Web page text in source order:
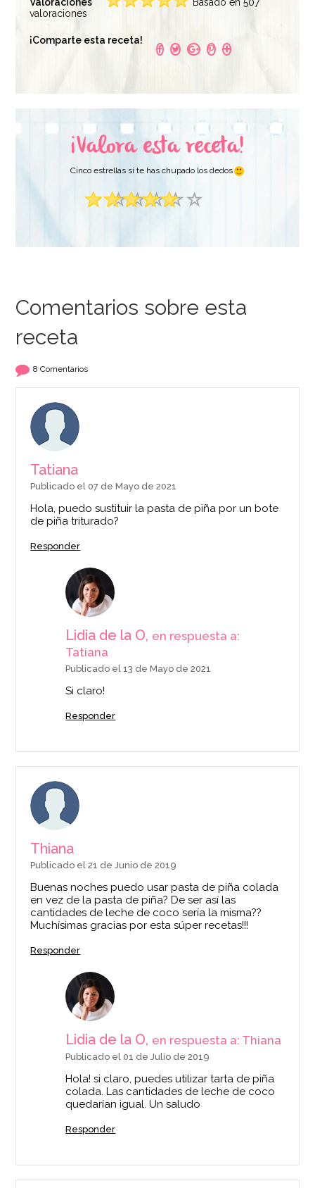
para Pastelería 20 m
AÑADIR
Redondo 20 cm x 6,5
cm - DECORA
AÑADIR
gr - Funcakes
4,50€
valoraciones
¡Comparte esta receta!
¡Valora esta receta!
Cinco estrellas si te has chupado los dedos
Comentarios sobre esta
receta
8 Comentarios
Tatiana
Publicado el 07 de Mayo de 2021
Hola, puedo sustituir la pasta de piña por un bote
de piña triturado?
Responder
Lidia de la O, en respuesta a:
Tatiana
Publicado el 13 de Mayo de 2021
Si claro!
Responder
Thiana
Publicado el 21 de Junio de 2019
Buenas noches puedo usar pasta de piña colada
en vez de la pasta de piña? De ser así las
cantidades de leche de coco sería la misma??
Muchísimas gracias por esta súper recetas!!!
Responder
Lidia de la O, en respuesta a: Thiana
Publicado el 01 de Julio de 2019
Hola! si claro, puedes utilizar tarta de piña
colada. Las cantidades de leche de coco
quedarían igual. Un saludo
Responder